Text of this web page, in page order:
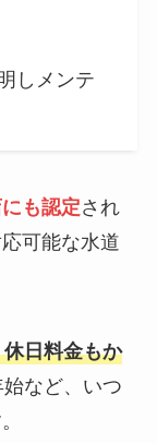
しメンテ
も認定され
可能な水道
日料金もか
など、いつ